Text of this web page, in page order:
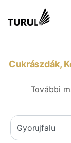
Cukrászdák,
További